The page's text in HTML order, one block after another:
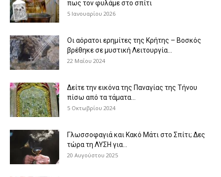
πως τον φυλάμε στο σπίτι
5 Ιανουαρίου 2026
Οι αόρατοι ερημίτες της Κρήτης – Βοσκός
βρέθηκε σε μυστική Λειτουργία...
22 Μαΐου 2024
Δείτε την εικόνα της Παναγίας της Τήνου
πίσω από τα τάματα...
5 Οκτωβρίου 2024
Γλωσσοφαγιά και Κακό Μάτι στο Σπίτι; Δες
τώρα τη ΛΥΣΗ για...
20 Αυγούστου 2025